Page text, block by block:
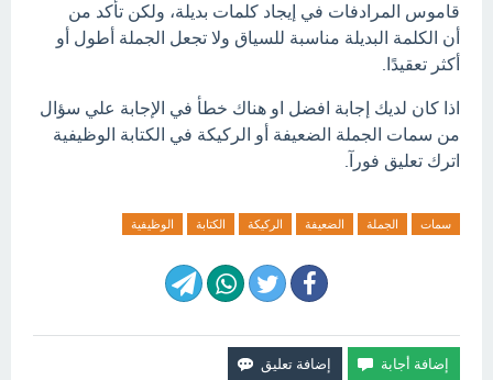
قاموس المرادفات في إيجاد كلمات بديلة، ولكن تأكد من
أن الكلمة البديلة مناسبة للسياق ولا تجعل الجملة أطول أو
أكثر تعقيدًا.
اذا كان لديك إجابة افضل او هناك خطأ في الإجابة علي سؤال
من سمات الجملة الضعيفة أو الركيكة في الكتابة الوظيفية
اترك تعليق فورآ.
سمات الجملة الضعيفة الركيكة الكتابة الوظيفية